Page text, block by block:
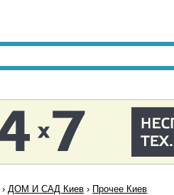
›ДОМ И САД Киев › Прочее Киев